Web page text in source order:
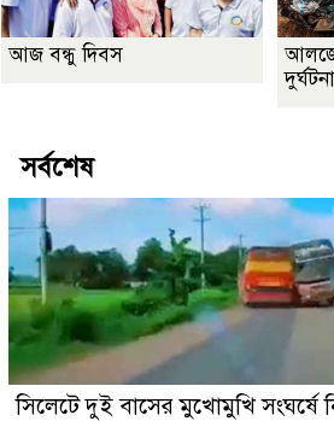
আজ বন্ধু দিবস
সর্বশেষ
সিলেটে দুই বাসের মুখোমুখি সংঘর্ষে